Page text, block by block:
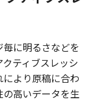
に明るさなどを
ティブスレッシ
より原稿に合わ
高いデータを生